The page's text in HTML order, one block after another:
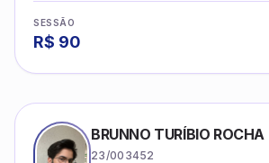
SESSÃO
R$ 90
BRUNNO TURÍBIO ROCHA
23/003452